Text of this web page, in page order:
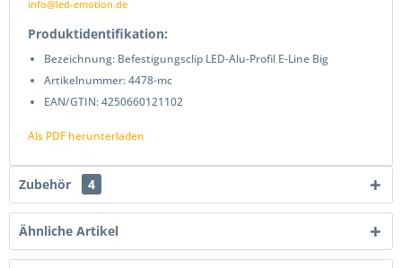
info@led-emotion.de
Produktidentifikation:
Bezeichnung: Befestigungsclip LED-Alu-Profil E-Line Big
Artikelnummer: 4478-mc
EAN/GTIN: 4250660121102
Als PDF herunterladen
Zubehör 4
Ähnliche Artikel